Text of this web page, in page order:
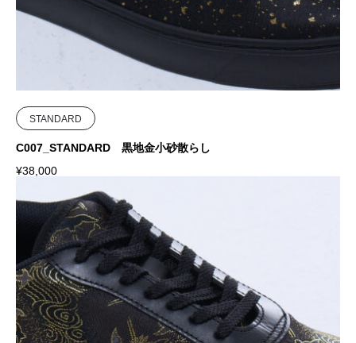
STANDARD
C007_STANDARD 黒地金小砂散らし
¥38,000